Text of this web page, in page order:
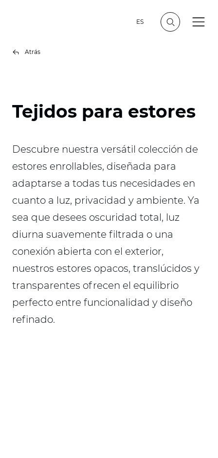
ES
Atrás
Tejidos para estores
Descubre nuestra versátil colección de
estores enrollables, diseñada para
adaptarse a todas tus necesidades en
cuanto a luz, privacidad y ambiente. Ya
sea que desees oscuridad total, luz
diurna suavemente filtrada o una
conexión abierta con el exterior,
nuestros estores opacos, translúcidos y
transparentes ofrecen el equilibrio
perfecto entre funcionalidad y diseño
refinado.